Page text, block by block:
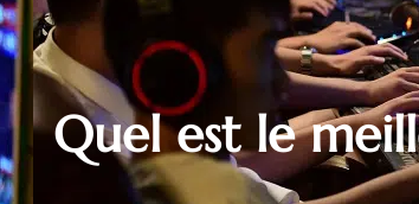
Quel est le